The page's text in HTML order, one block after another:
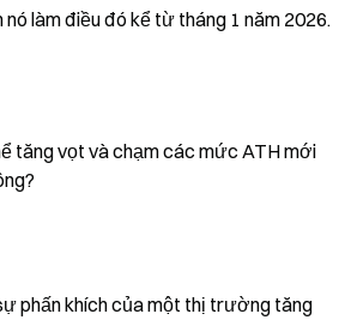
nó làm điều đó kể từ tháng 1 năm 2026.
tăng vọt và chạm các mức ATH mới
phấn khích của một thị trường tăng